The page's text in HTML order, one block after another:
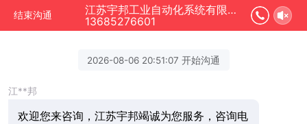
结束沟通
江苏宇邦工业自动化系统有限公司正在为您服务
13685276601
2026-08-06 20:51:07 开始沟通
江**邦
欢迎您来咨询， 江苏宇邦竭诚为您服务，咨询电